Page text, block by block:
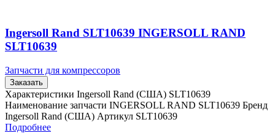
Ingersoll Rand SLT10639 INGERSOLL RAND
SLT10639
Запчасти для компрессоров
Заказать
Характеристики Ingersoll Rand (США) SLT10639
Наименование запчасти INGERSOLL RAND SLT10639 Бренд
Ingersoll Rand (США) Артикул SLT10639
Подробнее